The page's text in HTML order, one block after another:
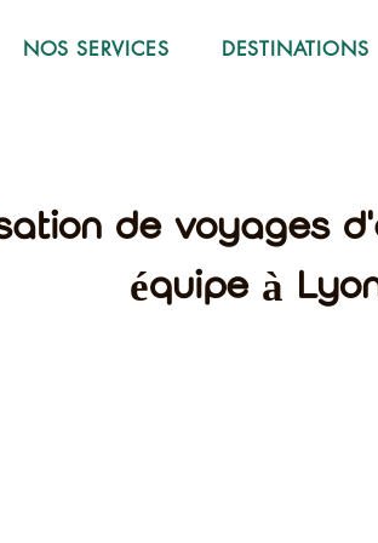
NOS SERVICES DESTINATIONS
de voyages
équipe à